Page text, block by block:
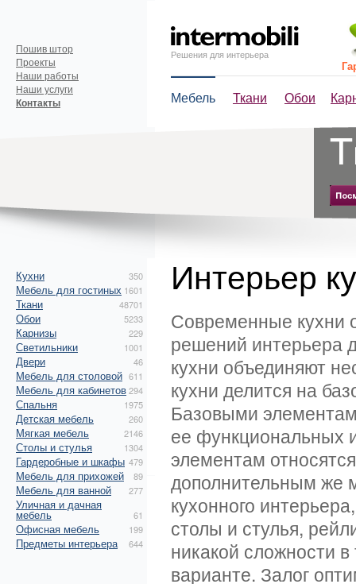
Решения для интерьера
Мебель Ткани Обои
Пошив штор
Проекты
Наши работы
Наши услуги
Контакты
Кухни 350
Мебель для гостиных 1601
Ткани 48701
Обои 5233
Карнизы 229
Светильники 1001
Двери 46
Мебель для столовой 611
Мебель для кабинетов294
Спальня 1975
Детская мебель 260
Мягкая мебель 2146
Столы и стулья 1304
Гардеробные и шкафы 479
Мебель для прихожей 89
Мебель для ванной 277
Уличная и дачная
мебель 61
Офисная мебель 199
Предметы интерьера 644
Интерьер
Современные кухни
решений интерьера
кухни объединяют
кухни делится на
Базовыми
ее функциональных
элементам
дополнительным же
кухонного
столы и стулья,
никакой сложности
варианте. Залог